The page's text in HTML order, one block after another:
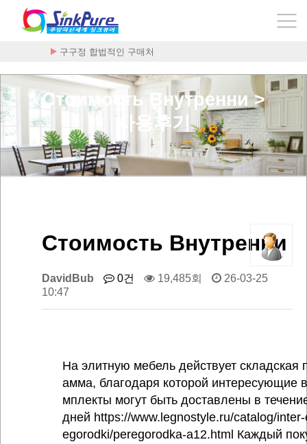
구구정 합법적인 구매처
Стоимость Внутренни >
사용후기
Стоимость Внутренни
DavidBub 0건 19,485회
26-03-25
10:47
На элитную мебель действует складская
амма, благодаря которой интересующие
мплекты могут быть доставлены в
дней https://www.legnostyle.ru/catalog/
egorodki/peregorodka-a12.html Каждый